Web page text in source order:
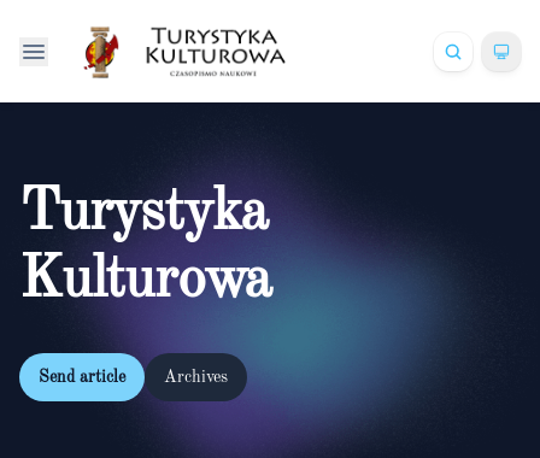
Turystyka
Kulturowa
Send article Archives